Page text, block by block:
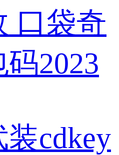
口袋奇
2023
cdkey